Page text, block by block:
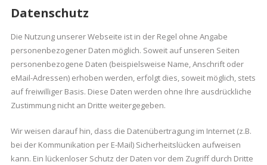
Datenschutz
Die Nutzung unserer Webseite ist in der Regel ohne Angabe
personenbezogener Daten möglich. Soweit auf unseren Seiten
personenbezogene Daten (beispielsweise Name, Anschrift oder
eMail-Adressen) erhoben werden, erfolgt dies, soweit möglich, stets
auf freiwilliger Basis. Diese Daten werden ohne Ihre ausdrückliche
Zustimmung nicht an Dritte weitergegeben.
Wir weisen darauf hin, dass die Datenübertragung im Internet (z.B.
bei der Kommunikation per E-Mail) Sicherheitslücken aufweisen
kann. Ein lückenloser Schutz der Daten vor dem Zugriff durch Dritte